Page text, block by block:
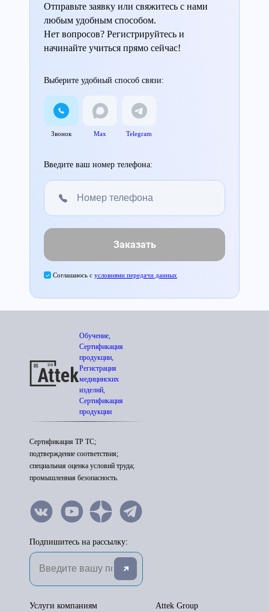
Отправьте заявку или свяжитесь с нами
любым удобным способом.
Нет вопросов? Регистрируйтесь и
начинайте учиться прямо сейчас!
Выберите удобный способ связи:
Звонок Max Telegram
Введите ваш номер телефона:
Заказать
Соглашаюсь с условиями передачи данных
Обучение,
Сертификация
продукции,
Регистрация
медицинских
изделий,
Сертификация
продукции
Сертификация ТР ТС;
подтверждение соответствия;
специальная оценка условий труда;
промышленная безопасность.
Подпишитесь на рассылку:
Attek Group
Услуги компаниям